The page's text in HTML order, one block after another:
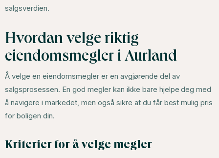
salgsverdien.
Hvordan velge riktig
eiendomsmegler i Aurland
Å velge en eiendomsmegler er en avgjørende del av
salgsprosessen. En god megler kan ikke bare hjelpe deg med
å navigere i markedet, men også sikre at du får best mulig pris
for boligen din.
Kriterier for å velge megler